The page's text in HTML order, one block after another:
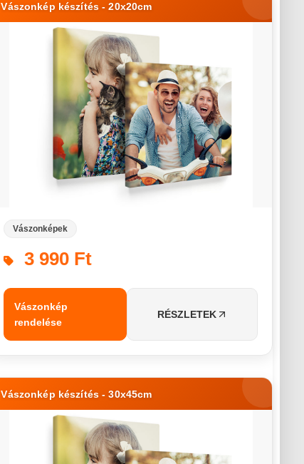
Vászonkép készítés - 20x20cm
Vászonképek
3 990 Ft
Vászonkép
rendelése
RÉSZLETEK
Vászonkép készítés - 30x45cm